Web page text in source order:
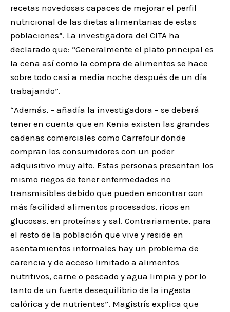
recetas novedosas capaces de mejorar el perfil
nutricional de las dietas alimentarias de estas
poblaciones”. La investigadora del CITA ha
declarado que: “Generalmente el plato principal es
la cena así como la compra de alimentos se hace
sobre todo casi a media noche después de un día
trabajando”.
“Además, – añadía la investigadora – se deberá
tener en cuenta que en Kenia existen las grandes
cadenas comerciales como Carrefour donde
compran los consumidores con un poder
adquisitivo muy alto. Estas personas presentan los
mismo riegos de tener enfermedades no
transmisibles debido que pueden encontrar con
más facilidad alimentos procesados, ricos en
glucosas, en proteínas y sal. Contrariamente, para
el resto de la población que vive y reside en
asentamientos informales hay un problema de
carencia y de acceso limitado a alimentos
nutritivos, carne o pescado y agua limpia y por lo
tanto de un fuerte desequilibrio de la ingesta
calórica y de nutrientes”. Magistrís explica que